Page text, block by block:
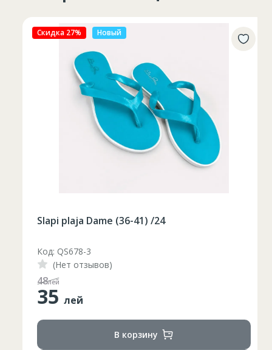
Скидка 27% Новый
Slapi plaja Dame (36-41) /24
Код: QS678-3
(Нет отзывов)
48лей
35лей
В корзину